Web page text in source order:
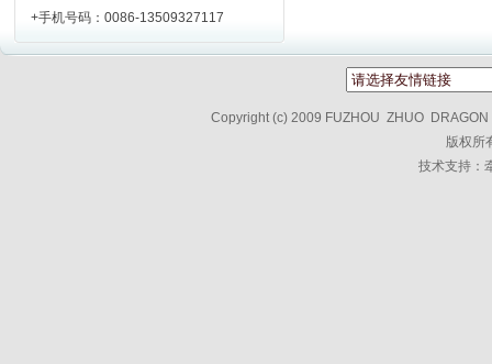
+手机号码：0086-13509327117
Copyright (c) 2009 FUZHOU ZHUO
版权所
技术支持：